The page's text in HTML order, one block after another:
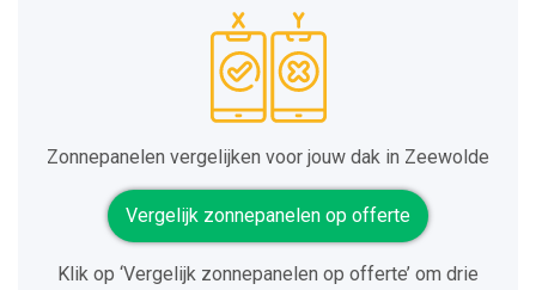
Zonnepanelen vergelijken voor jouw dak in Zeewolde
Vergelijk zonnepanelen op offerte
Klik op ‘Vergelijk zonnepanelen op offerte’ om drie